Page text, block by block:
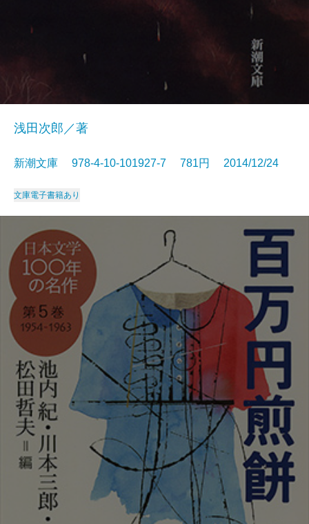
浅田次郎／著
新潮文庫 978-4-10-101927-7 781円 2014/12/24
文庫電子書籍あり